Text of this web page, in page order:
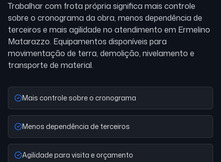
Trabalhar com frota própria significa mais controle
sobre o cronograma da obra, menos dependência de
terceiros e mais agilidade no atendimento em Ermelino
Matarazzo. Equipamentos disponíveis para
movimentação de terra, demolição, nivelamento e
transporte de material.
Mais controle sobre o cronograma
Menos dependência de terceiros
Agilidade para visita e orçamento